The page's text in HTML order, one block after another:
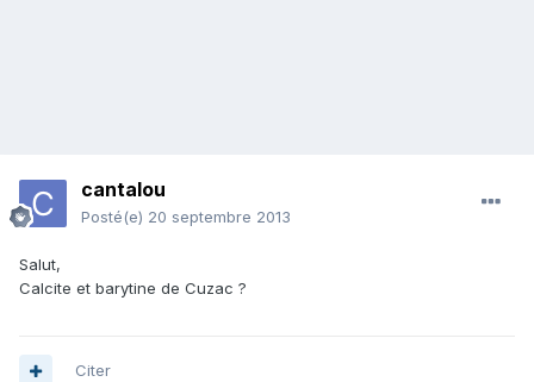
cantalou
Posté(e) 20 septembre 2013
Salut,
Calcite et barytine de Cuzac ?
Citer